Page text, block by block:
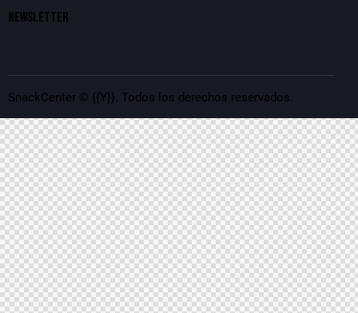
NEWSLETTER
SnackCenter © {{Y}}. Todos los derechos reservados.